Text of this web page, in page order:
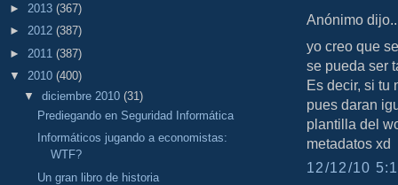
► 2013 (367)
► 2012 (387)
► 2011 (387)
▼ 2010 (400)
▼ diciembre 2010 (31)
Prediegando en Seguridad Informática
Informáticos jugando a economistas:
WTF?
Un gran libro de historia
Anónimo
yo creo que
se pueda ser
Es decir, si tu
pues daran
plantilla del
metadatos xd
12/12/10